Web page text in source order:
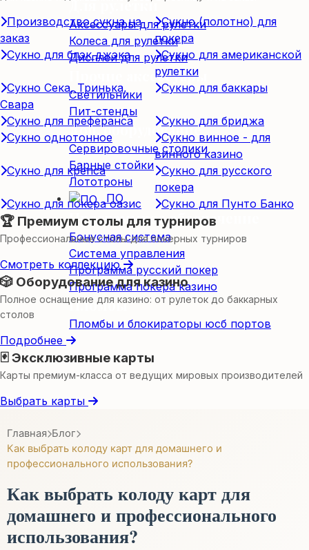
Для рулетки
Аксессуары для рулетки
Колеса для рулетки
Дисплеи для рулетки
Прочие аксессуары
Светильники
Пит-стенды
Доп. оборудование
Сервировочные столики
Барные стойки
Лототроны
ПО
Программное обеспечение
Бонусная система
Система управления
Программа русский покер
Программа покера казино
Пломбы
Пломбы и блокираторы юсб портов
Производство сукна на
заказ
Сукно (полотно) для
покера
Сукно для блэк джэка
Сукно для американской
рулетки
Сукно Сека, Тринька,
Свара
Сукно для баккары
Сукно для преферанса
Сукно для бриджа
Сукно однотонное
Сукно винное - для
винного казино
Сукно для крепса
Сукно для русского
покера
Сукно для покера оазис
Сукно для Пунто Банко
🏆 Премиум столы для турниров
Профессиональные столы для покерных турниров
Смотреть коллекцию
🎲 Оборудование для казино
Полное оснащение для казино: от рулеток до баккарных
столов
Подробнее
🃏 Эксклюзивные карты
Карты премиум-класса от ведущих мировых производителей
Выбрать карты
Главная Блог
Как выбрать колоду карт для домашнего и
профессионального использования?
Как выбрать колоду карт для
домашнего и профессионального
использования?